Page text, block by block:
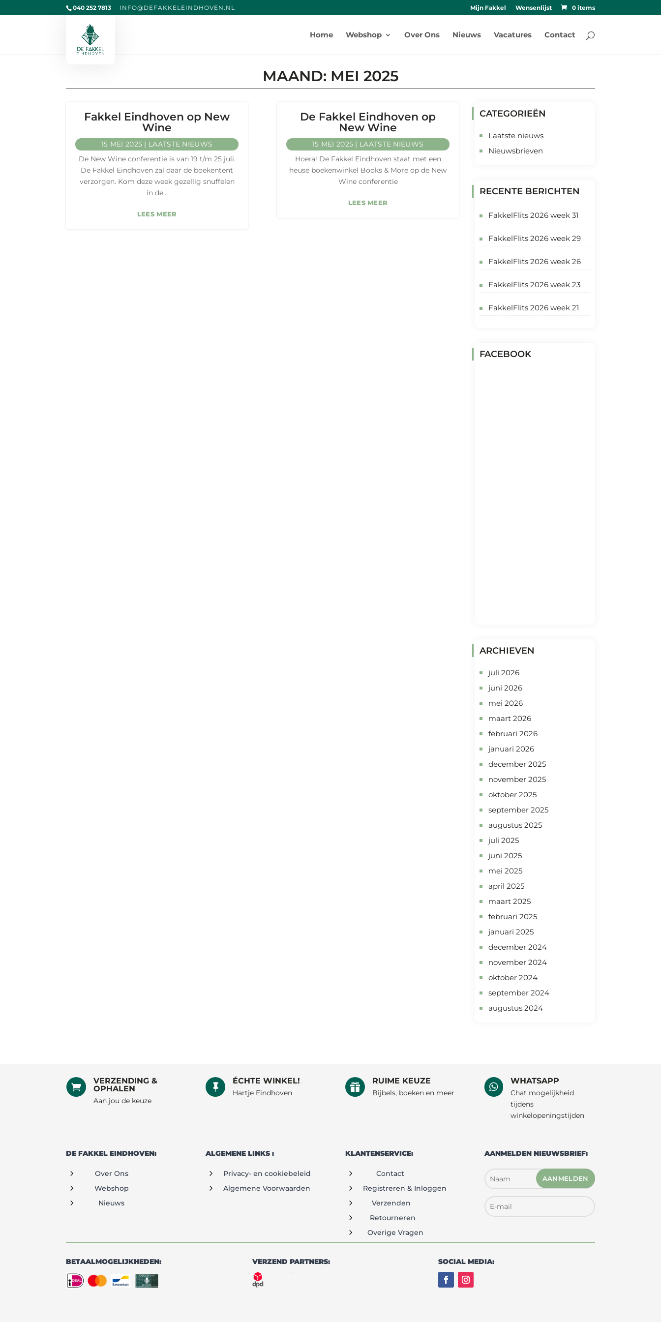
040 252 7813 LN.NE
VOHDN
IELEK
KAFED
@OFNI Mijn Fakkel Wensenlijst 0 items
Home Webshop Over Ons Nieuws Vacatures Contact
Producten
MAAND: MEI 2025
Fakkel Eindhoven op New
Wine
15 MEI 2025 | LAATSTE NIEUWS
De New Wine conferentie is van 19 t/m 25 juli.
De Fakkel Eindhoven zal daar de boekentent
verzorgen. Kom deze week gezellig snuffelen
in de...
LEES MEER
De Fakkel Eindhoven op
New Wine
15 MEI 2025 | LAATSTE NIEUWS
Hoera! De Fakkel Eindhoven staat met een
heuse boekenwinkel Books & More op de New
Wine conferentie
LEES MEER
CATEGORIEËN
Laatste nieuws
Nieuwsbrieven
RECENTE BERICHTEN
FakkelFlits 2026 week 31
FakkelFlits 2026 week 29
FakkelFlits 2026 week 26
FakkelFlits 2026 week 23
FakkelFlits 2026 week 21
FACEBOOK
ARCHIEVEN
juli 2026
juni 2026
mei 2026
maart 2026
februari 2026
januari 2026
december 2025
november 2025
oktober 2025
september 2025
augustus 2025
juli 2025
juni 2025
mei 2025
april 2025
maart 2025
februari 2025
januari 2025
december 2024
november 2024
oktober 2024
september 2024
augustus 2024

VERZENDING &
OPHALEN
Aan jou de keuze

ÉCHTE WINKEL!
Hartje Eindhoven

RUIME KEUZE
Bijbels, boeken en meer

WHATSAPP
Chat mogelijkheid
tijdens
winkelopeningstijden
DE FAKKEL EINDHOVEN:
5 Over Ons
5 Webshop
5 Nieuws
ALGEMENE LINKS :
5 Privacy- en cookiebeleid
5 Algemene Voorwaarden
KLANTENSERVICE:
5 Contact
5 Registreren & Inloggen
5 Verzenden
5 Retourneren
5 Overige Vragen
AANMELDEN NIEUWSBRIEF:
AANMELDEN
BETAALMOGELIJKHEDEN: VERZEND PARTNERS: SOCIAL MEDIA: